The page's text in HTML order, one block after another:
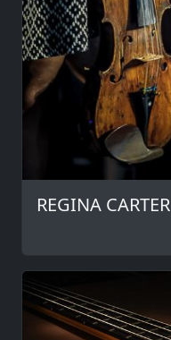
REGINA CARTER